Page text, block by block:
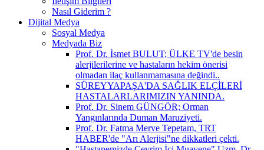
Nasıl Giderim ?
Dijital Medya
Sosyal Medya
Medyada Biz
Prof. Dr. İsmet BULUT; ÜLKE TV'de besin
alerjilerilerine ve hastaların hekim önerisi
olmadan ilaç kullanmamasına değindi..
SÜREYYAPAŞA'DA SAĞLIK ELÇİLERİ
HASTALARLARIMIZIN YANINDA.
Prof. Dr. Sinem GÜNGÖR; Orman
Yangınlarında Duman Maruziyeti.
Prof. Dr. Fatma Merve Tepetam, TRT
HABER'de "Arı Alerjisi"ne dikkatleri çekti.